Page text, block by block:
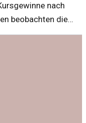
nach
beobachten die